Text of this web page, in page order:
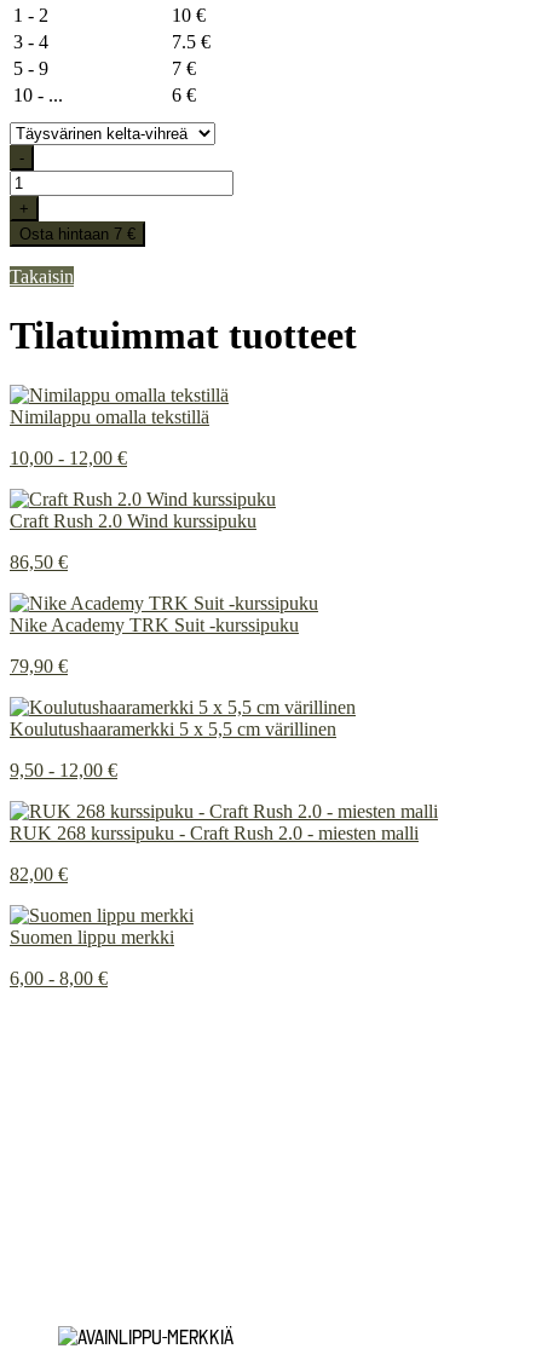
1 - 2
10 €
3 - 4
7.5 €
5 - 9
7 €
10 - ...
6 €
-
+
Osta hintaan 7 €
Takaisin
Tilatuimmat tuotteet
Nimilappu omalla tekstillä
10,00 - 12,00 €
Craft Rush 2.0 Wind kurssipuku
86,50 €
Nike Academy TRK Suit -kurssipuku
79,90 €
Koulutushaaramerkki 5 x 5,5 cm värillinen
9,50 - 12,00 €
RUK 268 kurssipuku - Craft Rush 2.0 - miesten malli
82,00 €
Suomen lippu merkki
6,00 - 8,00 €